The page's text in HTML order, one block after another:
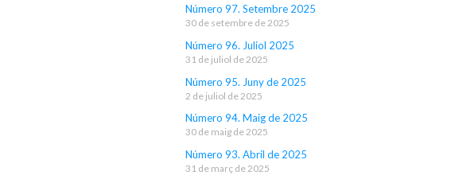
Número 97. Setembre 2025
30 de setembre de 2025
Número 96. Juliol 2025
31 de juliol de 2025
Número 95. Juny de 2025
2 de juliol de 2025
Número 94. Maig de 2025
30 de maig de 2025
Número 93. Abril de 2025
31 de març de 2025